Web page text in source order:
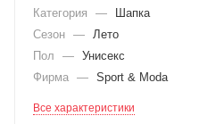
Категория —
Шапка
Сезон —
Лето
Пол
— Унисекс
Фирма — Sport & Moda
Все характеристики